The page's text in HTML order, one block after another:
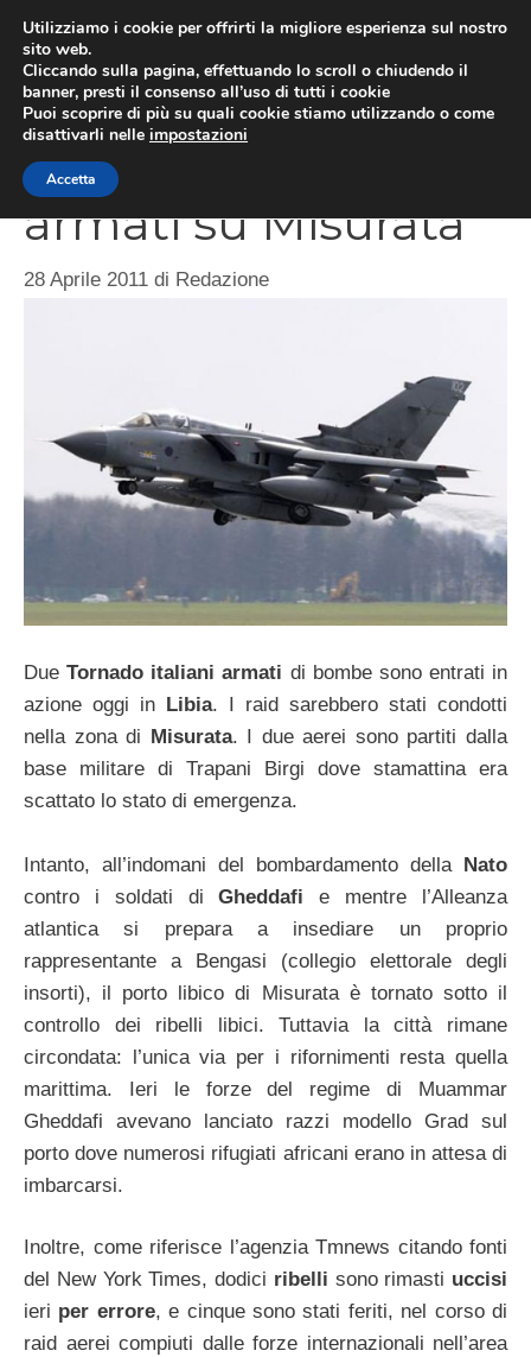
contenuto
Caccia italiani
armati su Misurata
28 Aprile 2011 di Redazione
DueTornado italiani armati di bombe sono entrati in
azione oggi in Libia. I raid sarebbero stati condotti
nella zona di Misurata. I due aerei sono partiti dalla
base militare di Trapani Birgi dove stamattina era
scattato lo stato di emergenza.
Intanto, all’indomani del bombardamento dellaNato
contro i soldati diGheddafi e mentre l’Alleanza
atlantica si prepara a insediare un proprio
rappresentante a Bengasi (collegio elettorale degli
insorti), il porto libico di Misurata è tornato sotto il
controllo dei ribelli libici. Tuttavia la città rimane
circondata: l’unica via per i rifornimenti resta quella
marittima. Ieri le forze del regime di Muammar
Gheddafi avevano lanciato razzi modello Grad sul
porto dove numerosi rifugiati africani erano in attesa di
imbarcarsi.
Inoltre, come riferisce l’agenzia Tmnews citando fonti
del New York Times, dodici ribelli sono rimasti uccisi
ieri per errore, e cinque sono stati feriti, nel corso di
raid aerei compiuti dalle forze internazionali nell’area
Utilizziamo i cookie per offrirti la migliore esperienza sul nostro
sito web.
Cliccando sulla pagina, effettuando lo scroll o chiudendo il
banner, presti il consenso all’uso di tutti i cookie
Puoi scoprire di più su quali cookie stiamo utilizzando o come
disattivarli nelle impostazioni
Accetta